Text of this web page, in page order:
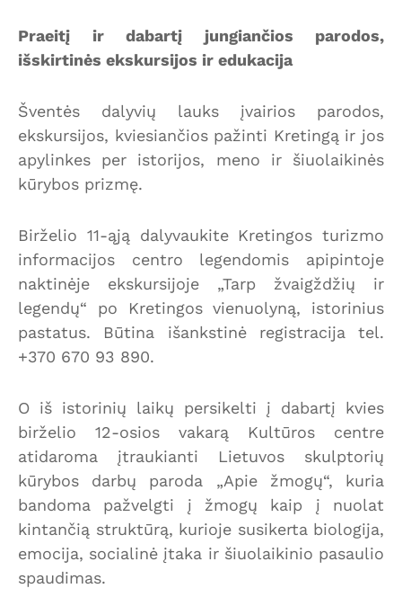
Praeitį ir dabartį jungiančios parodos,
išskirtinės ekskursijos ir edukacija
Šventės dalyvių lauks įvairios parodos,
ekskursijos, kviesiančios pažinti Kretingą ir jos
apylinkes per istorijos, meno ir šiuolaikinės
kūrybos prizmę.
Birželio 11-ąją dalyvaukite Kretingos turizmo
informacijos centro legendomis apipintoje
naktinėje ekskursijoje „Tarp žvaigždžių ir
legendų“ po Kretingos vienuolyną, istorinius
pastatus. Būtina išankstinė registracija tel.
+370 670 93 890.
O iš istorinių laikų persikelti į dabartį kvies
birželio 12-osios vakarą Kultūros centre
atidaroma įtraukianti Lietuvos skulptorių
kūrybos darbų paroda „Apie žmogų“, kuria
bandoma pažvelgti į žmogų kaip į nuolat
kintančią struktūrą, kurioje susikerta biologija,
emocija, socialinė įtaka ir šiuolaikinio pasaulio
spaudimas.